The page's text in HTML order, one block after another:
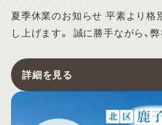
夏季休業のお知らせ 平素より格
し上げます。 誠に勝手ながら、弊社では下記の期間を夏季休業
～8月15日（土） ※8月16日（日）より通常営業いたします。 休
業期間中の物件見学について 休
は事前予約制にて対応いたします。 見学をご希望のお客様
Web予約フォームよりお申し込
詳細を見る